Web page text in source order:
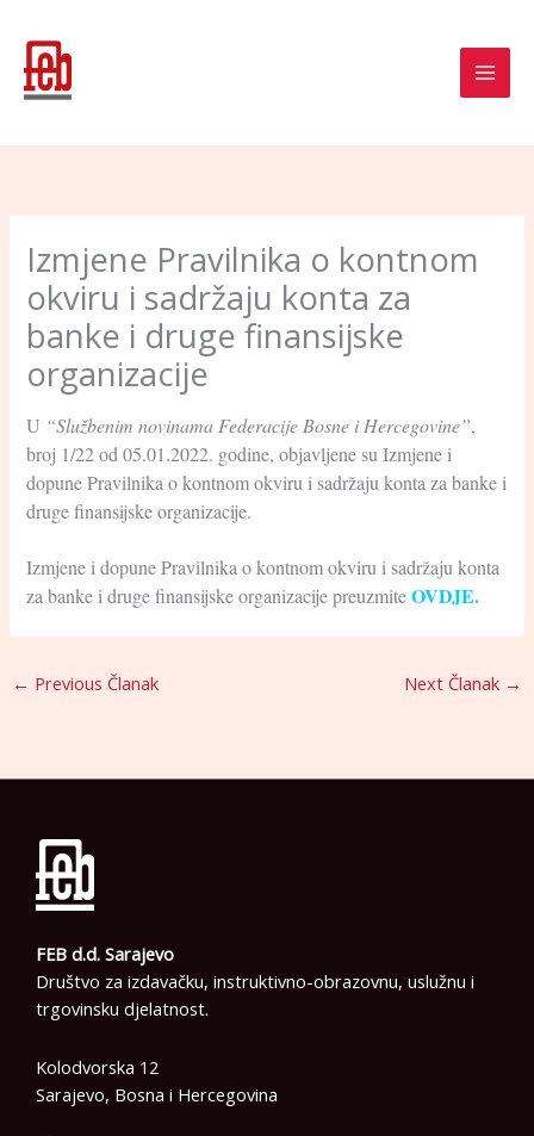
content
Izmjene Pravilnika o kontnom
okviru i sadržaju konta za
banke i druge finansijske
organizacije
U “Službenim novinama Federacije Bosne i Hercegovine”,
broj 1/22 od 05.01.2022. godine, objavljene su Izmjene i
dopune Pravilnika o kontnom okviru i sadržaju konta za banke i
druge finansijske organizacije.
Izmjene i dopune Pravilnika o kontnom okviru i sadržaju konta
za banke i druge finansijske organizacije preuzmiteOVDJE.
← Previous Članak Next Članak →
FEB d.d. Sarajevo
Društvo za izdavačku, instruktivno-obrazovnu, uslužnu i
trgovinsku djelatnost.
Kolodvorska 12
Sarajevo, Bosna i Hercegovina